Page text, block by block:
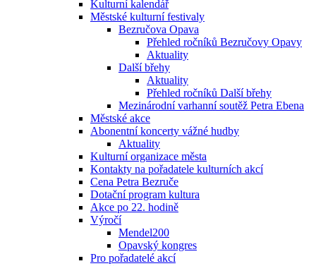
Kulturní kalendář
Městské kulturní festivaly
Bezručova Opava
Přehled ročníků Bezručovy Opavy
Aktuality
Další břehy
Aktuality
Přehled ročníků Další břehy
Mezinárodní varhanní soutěž Petra Ebena
Městské akce
Abonentní koncerty vážné hudby
Aktuality
Kulturní organizace města
Kontakty na pořadatele kulturních akcí
Cena Petra Bezruče
Dotační program kultura
Akce po 22. hodině
Výročí
Mendel200
Opavský kongres
Pro pořadatelé akcí